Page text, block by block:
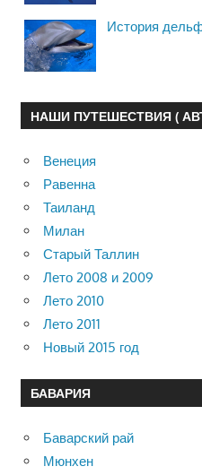
История
НАШИ ПУТЕШЕСТВИЯ (
Венеция
Равенна
Таиланд
Милан
Старый Таллин
Лето 2008 и 2009
Лето 2010
Лето 2011
Новый 2015 год
БАВАРИЯ
Баварский рай
Мюнхен